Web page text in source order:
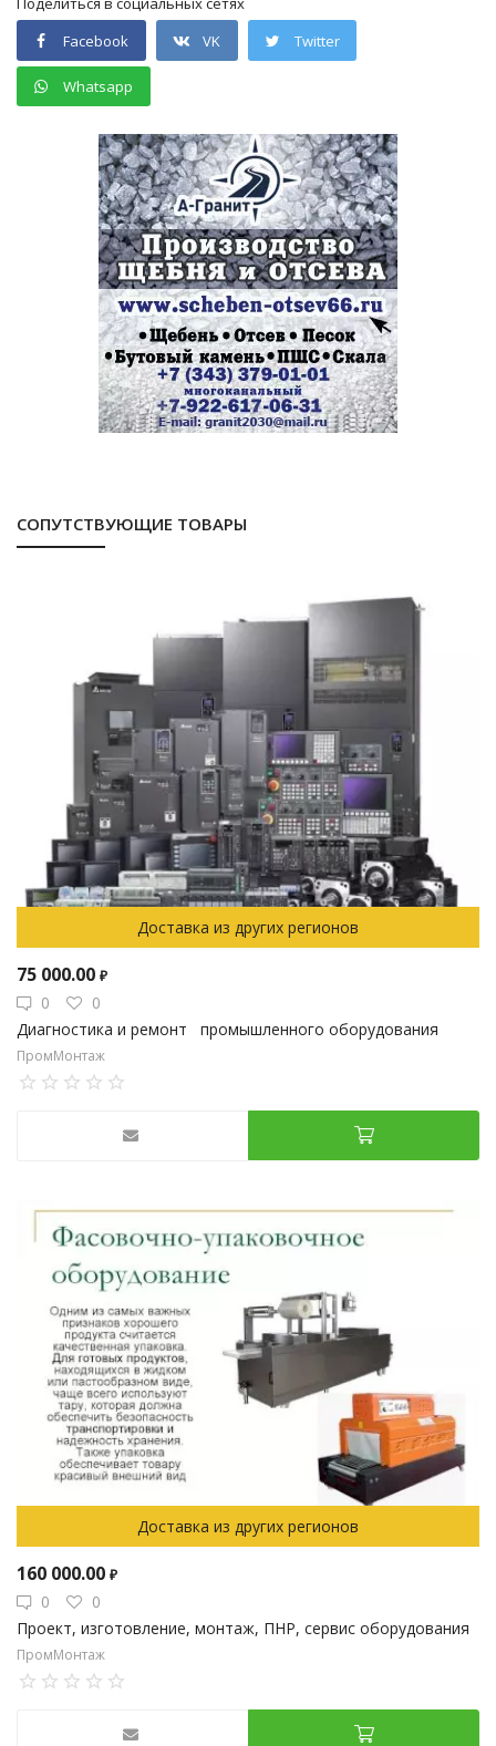
Facebook
VK Twitter
Whatsapp
СОПУТСТВУЮЩИЕ ТОВАРЫ
Доставка из других регионов
75 000.00 ₽
0
0
Диагностика и ремонт промышленного оборудования
ПромМонтаж
Доставка из других регионов
160 000.00 ₽
0
0
Проект, изготовление, монтаж, ПНР, сервис оборудования
ПромМонтаж